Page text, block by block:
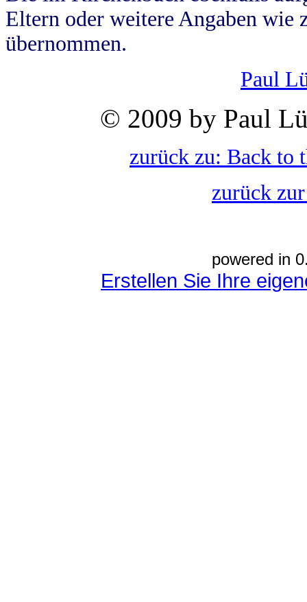
Eltern oder weitere Angaben wie
übernommen.
Paul
© 2009 by Paul
zurück zu: Back to
zurück
powered in
Erstellen Sie Ihre